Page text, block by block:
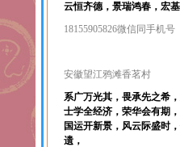
云恒齐德，景瑞鸿春，宏基
18155905826微信同手机号
安徽望江鸦滩香茗村
系广万光其，畏承先之希
士学全经济，荣华会有期
国运开新景，风云际盛时
遗，